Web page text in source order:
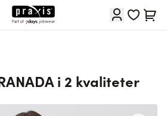
Cart
i 2 kvaliteter